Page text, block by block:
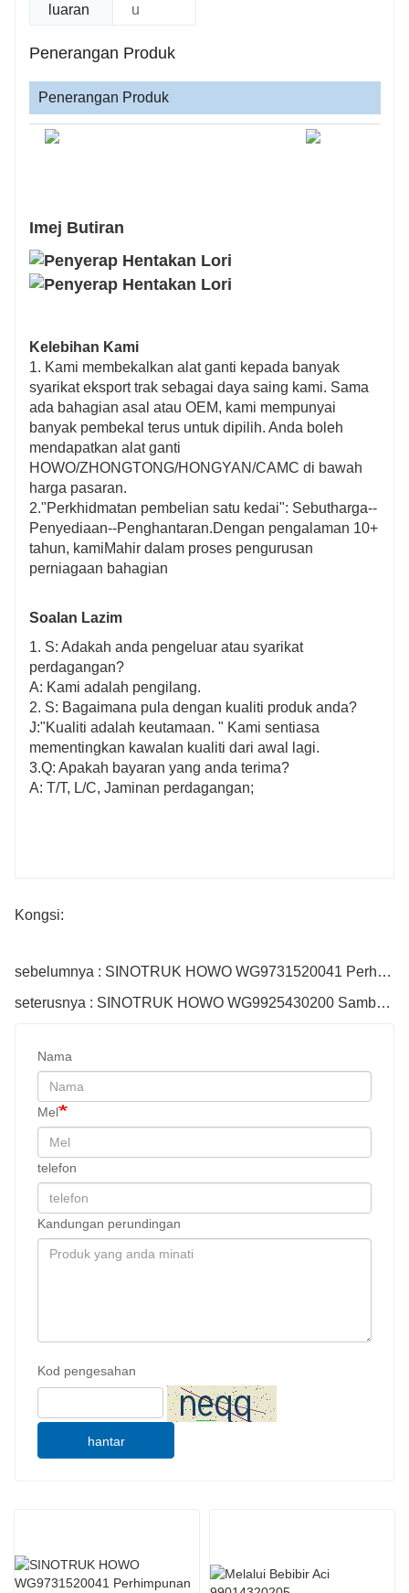
luaran u
Penerangan Produk
Penerangan Produk
Imej Butiran
Kelebihan Kami
1. Kami membekalkan alat ganti kepada banyak
syarikat eksport trak sebagai daya saing kami. Sama
ada bahagian asal atau OEM, kami mempunyai
banyak pembekal terus untuk dipilih. Anda boleh
mendapatkan alat ganti
HOWO/ZHONGTONG/HONGYAN/CAMC di bawah
harga pasaran.
2."Perkhidmatan pembelian satu kedai": Sebutharga--
Penyediaan--Penghantaran.Dengan pengalaman 10+
tahun, kamiMahir dalam proses pengurusan
perniagaan bahagian
Soalan Lazim
1. S: Adakah anda pengeluar atau syarikat
perdagangan?
A: Kami adalah pengilang.
2. S: Bagaimana pula dengan kualiti produk anda?
J:"Kualiti adalah keutamaan. " Kami sentiasa
mementingkan kawalan kualiti dari awal lagi.
3.Q: Apakah bayaran yang anda terima?
A: T/T, L/C, Jaminan perdagangan;
Kongsi:
sebelumnya : SINOTRUK HOWO WG9731520041 Perhimpunan Daun Musim Bunga
seterusnya : SINOTRUK HOWO WG9925430200 Sambungan Batang Pengikat
Nama
Mel
telefon
Kandungan perundingan
Kod pengesahan
hantar